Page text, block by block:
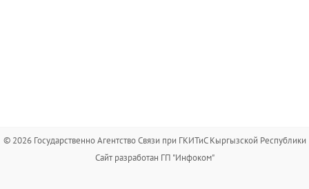
© 2026 Государственно Агентство Связи при ГКИТиС Кыргызской Республики
Сайт разработан ГП "Инфоком"